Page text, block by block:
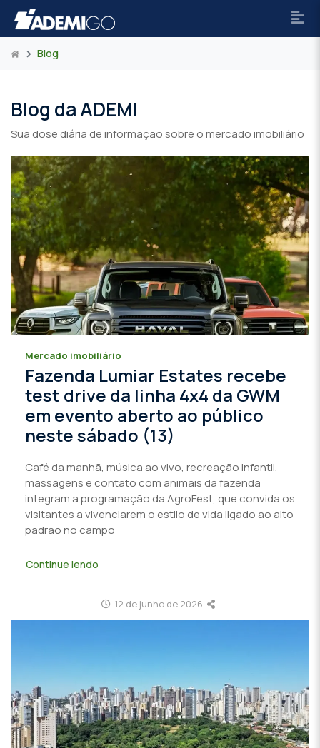
Blog
Blog da ADEMI
Sua dose diária de informação sobre o mercado imobiliário
Mercado imobiliário
Fazenda Lumiar Estates recebe
test drive da linha 4x4 da GWM
em evento aberto ao público
neste sábado (13)
Café da manhã, música ao vivo, recreação infantil,
massagens e contato com animais da fazenda
integram a programação da AgroFest, que convida os
visitantes a vivenciarem o estilo de vida ligado ao alto
padrão no campo
Continue lendo
12 de junho de 2026